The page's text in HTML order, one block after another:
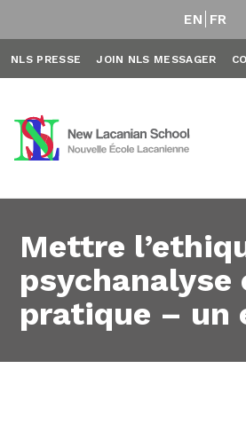
EN FR
NLS PRESSE JOIN NLS MESSAGER
Mettre
psychanalyse
pratique – un